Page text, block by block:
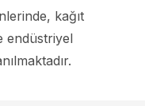
kağıt
endüstriyel